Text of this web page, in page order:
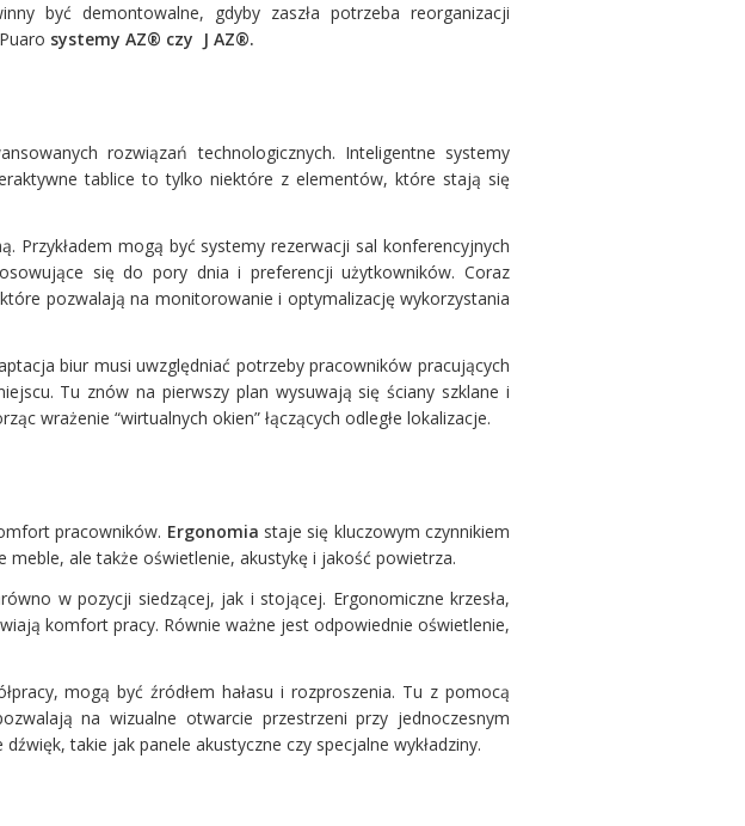
być demontowalne, gdyby zaszła potrzeba reorganizacji
systemy AZ® czy J AZ®.
rozwiązań technologicznych. Inteligentne systemy
tablice to tylko niektóre z elementów, które stają się
Przykładem mogą być systemy rezerwacji sal konferencyjnych
się do pory dnia i preferencji użytkowników. Coraz
pozwalają na monitorowanie i optymalizację wykorzystania
biur musi uwzględniać potrzeby pracowników pracujących
Tu znów na pierwszy plan wysuwają się ściany szklane i
wrażenie “wirtualnych okien” łączących odległe lokalizacje.
pracowników. Ergonomia staje się kluczowym czynnikiem
ale także oświetlenie, akustykę i jakość powietrza.
w pozycji siedzącej, jak i stojącej. Ergonomiczne krzesła,
komfort pracy. Równie ważne jest odpowiednie oświetlenie,
mogą być źródłem hałasu i rozproszenia. Tu z pomocą
na wizualne otwarcie przestrzeni przy jednoczesnym
takie jak panele akustyczne czy specjalne wykładziny.